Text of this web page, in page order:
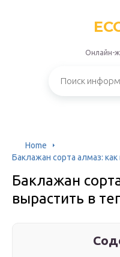
Онлайн-
Home
Баклажан сорта алмаз:
Баклажан
вырастить в